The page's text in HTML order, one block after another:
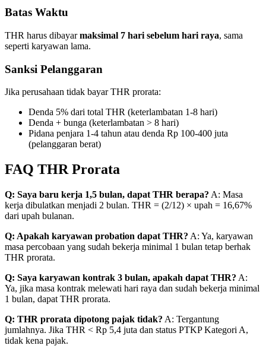
Batas Waktu
THR harus dibayarmaksimal 7 hari sebelum hari raya, sama
seperti karyawan lama.
Sanksi Pelanggaran
Jika perusahaan tidak bayar THR prorata:
Denda 5% dari total THR (keterlambatan 1-8 hari)
Denda + bunga (keterlambatan > 8 hari)
Pidana penjara 1-4 tahun atau denda Rp 100-400 juta
(pelanggaran berat)
FAQ THR Prorata
Q: Saya baru kerja 1,5 bulan, dapat THR berapa? A: Masa
kerja dibulatkan menjadi 2 bulan. THR = (2/12) × upah = 16,67%
dari upah bulanan.
Q: Apakah karyawan probation dapat THR? A: Ya, karyawan
masa percobaan yang sudah bekerja minimal 1 bulan tetap berhak
THR prorata.
Q: Saya karyawan kontrak 3 bulan, apakah dapat THR? A:
Ya, jika masa kontrak melewati hari raya dan sudah bekerja minimal
1 bulan, dapat THR prorata.
Q: THR prorata dipotong pajak tidak? A: Tergantung
jumlahnya. Jika THR < Rp 5,4 juta dan status PTKP Kategori A,
tidak kena pajak.